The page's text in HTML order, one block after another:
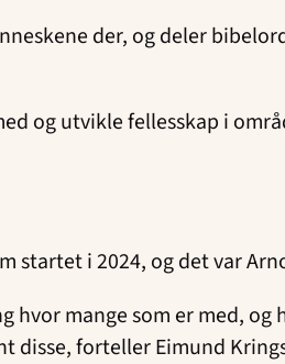
der, og deler
og utvikle fellesskap i
startet i 2024, og det var
hvor mange som er med,
disse, forteller Eimund